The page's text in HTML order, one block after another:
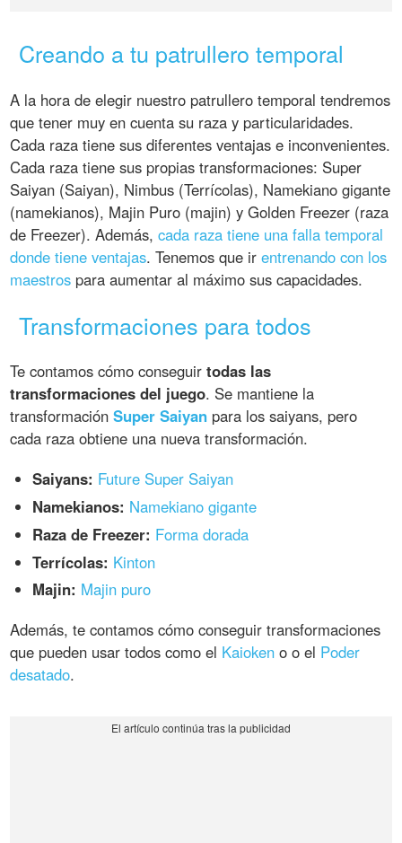
Creando a tu patrullero temporal
A la hora de elegir nuestro patrullero temporal tendremos
que tener muy en cuenta su raza y particularidades.
Cada raza tiene sus diferentes ventajas e inconvenientes.
Cada raza tiene sus propias transformaciones: Super
Saiyan (Saiyan), Nimbus (Terrícolas), Namekiano gigante
(namekianos), Majin Puro (majin) y Golden Freezer (raza
de Freezer). Además,cada raza tiene una falla temporal
donde tiene ventajas. Tenemos que irentrenando con los
maestros para aumentar al máximo sus capacidades.
Transformaciones para todos
Te contamos cómo conseguirtodas las
transformaciones del juego. Se mantiene la
transformaciónSuper Saiyan para los saiyans, pero
cada raza obtiene una nueva transformación.
Saiyans: Future Super Saiyan
Namekianos: Namekiano gigante
Raza de Freezer: Forma dorada
Terrícolas: Kinton
Majin: Majin puro
Además, te contamos cómo conseguir transformaciones
que pueden usar todos como el Kaioken o o el Poder
desatado.